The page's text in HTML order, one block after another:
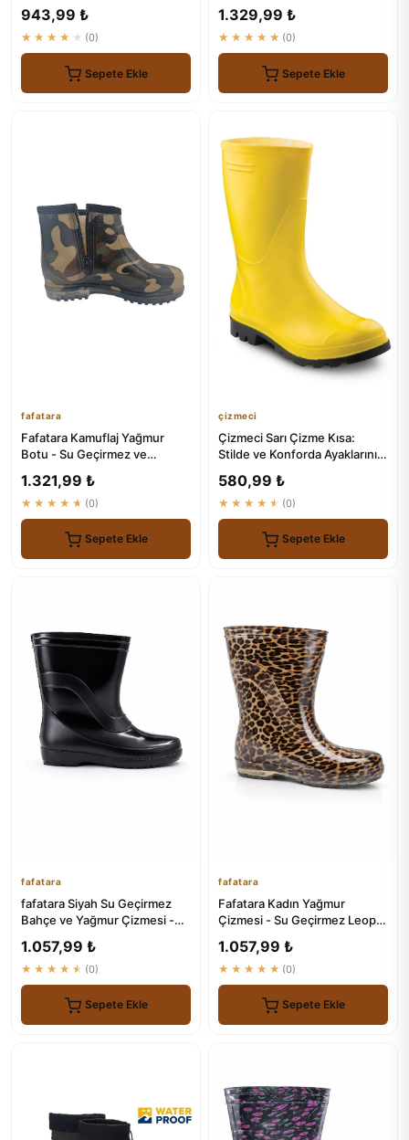
943,99 ₺
★★★★★ (0)
Sepete Ekle
1.329,99 ₺
★★★★★ (0)
Sepete Ekle
fafatara
Fafatara Kamuflaj Yağmur
Botu - Su Geçirmez ve
1.321,99 ₺
★★★★★ (0)
Sepete Ekle
çizmeci
Çizmeci Sarı Çizme Kısa:
Stilde ve Konforda Ayaklarınızı
580,99 ₺
★★★★★ (0)
Sepete Ekle
fafatara
fafatara Siyah Su Geçirmez
Bahçe ve Yağmur Çizmesi -
1.057,99 ₺
★★★★★ (0)
Sepete Ekle
fafatara
Fafatara Kadın Yağmur
Çizmesi - Su Geçirmez Leopar
1.057,99 ₺
★★★★★ (0)
Sepete Ekle